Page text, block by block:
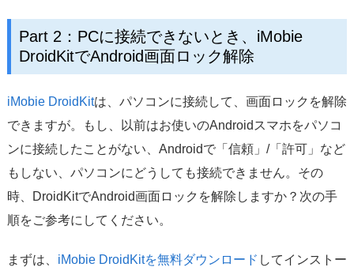
Part 2：PCに接続できないとき、iMobie
DroidKitでAndroid画面ロック解除
iMobie DroidKitは、パソコンに接続して、画面ロックを解除
できますが。もし、以前はお使いのAndroidスマホをパソコ
ンに接続したことがない、Androidで「信頼」/「許可」など
もしない、パソコンにどうしても接続できません。その
時、DroidKitでAndroid画面ロックを解除しますか？次の手
順をご参考にしてください。
まずは、 iMobie DroidKitを無料ダウンロード してインストー